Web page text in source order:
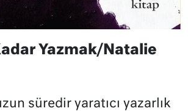
Yazmak/Natalie
süredir yaratıcı yazarlık